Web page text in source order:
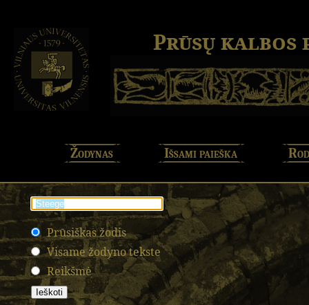
Prūsų kalbos
Žodynas Išsami paieška
Prūsiškas žodis
Visame žodyno tekste
Reikšmė